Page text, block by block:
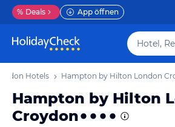
% Deals App öffnen
Hotels Hampton by Hilton London
Hampton by Hilton
Croydon